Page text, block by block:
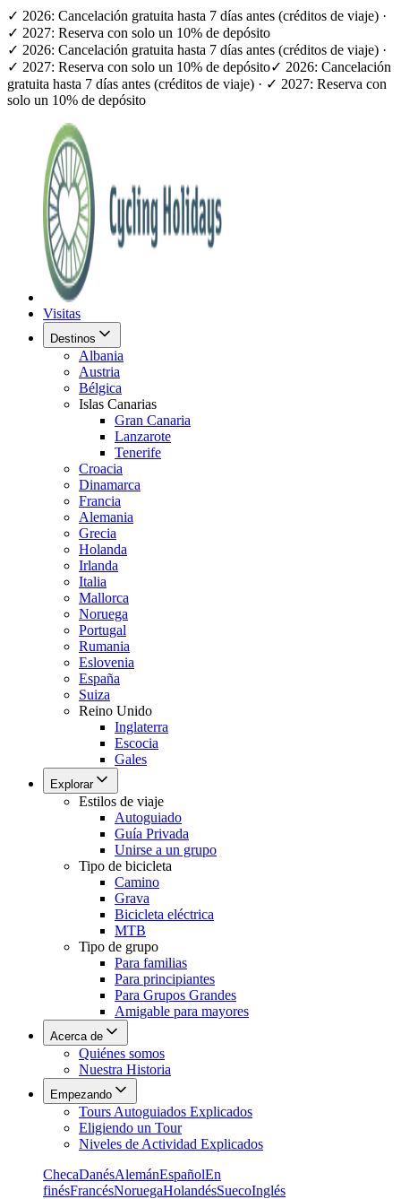
✓ 2026: Cancelación gratuita hasta 7 días antes (créditos de viaje) ·
✓ 2027: Reserva con solo un 10% de depósito
✓ 2026: Cancelación gratuita hasta 7 días antes (créditos de viaje) ·
✓ 2027: Reserva con solo un 10% de depósito✓ 2026: Cancelación
gratuita hasta 7 días antes (créditos de viaje) · ✓ 2027: Reserva con
solo un 10% de depósito
Visitas
Destinos
Albania
Austria
Bélgica
Islas Canarias
Gran Canaria
Lanzarote
Tenerife
Croacia
Dinamarca
Francia
Alemania
Grecia
Holanda
Irlanda
Italia
Mallorca
Noruega
Portugal
Rumania
Eslovenia
España
Suiza
Reino Unido
Inglaterra
Escocia
Gales
Explorar
Estilos de viaje
Autoguiado
Guía Privada
Unirse a un grupo
Tipo de bicicleta
Camino
Grava
Bicicleta eléctrica
MTB
Tipo de grupo
Para familias
Para principiantes
Para Grupos Grandes
Amigable para mayores
Acerca de
Quiénes somos
Nuestra Historia
Empezando
Tours Autoguiados Explicados
Eligiendo un Tour
Niveles de Actividad Explicados
ChecaDanésAlemánEspañolEn
finésFrancésNoruegaHolandésSuecoInglés